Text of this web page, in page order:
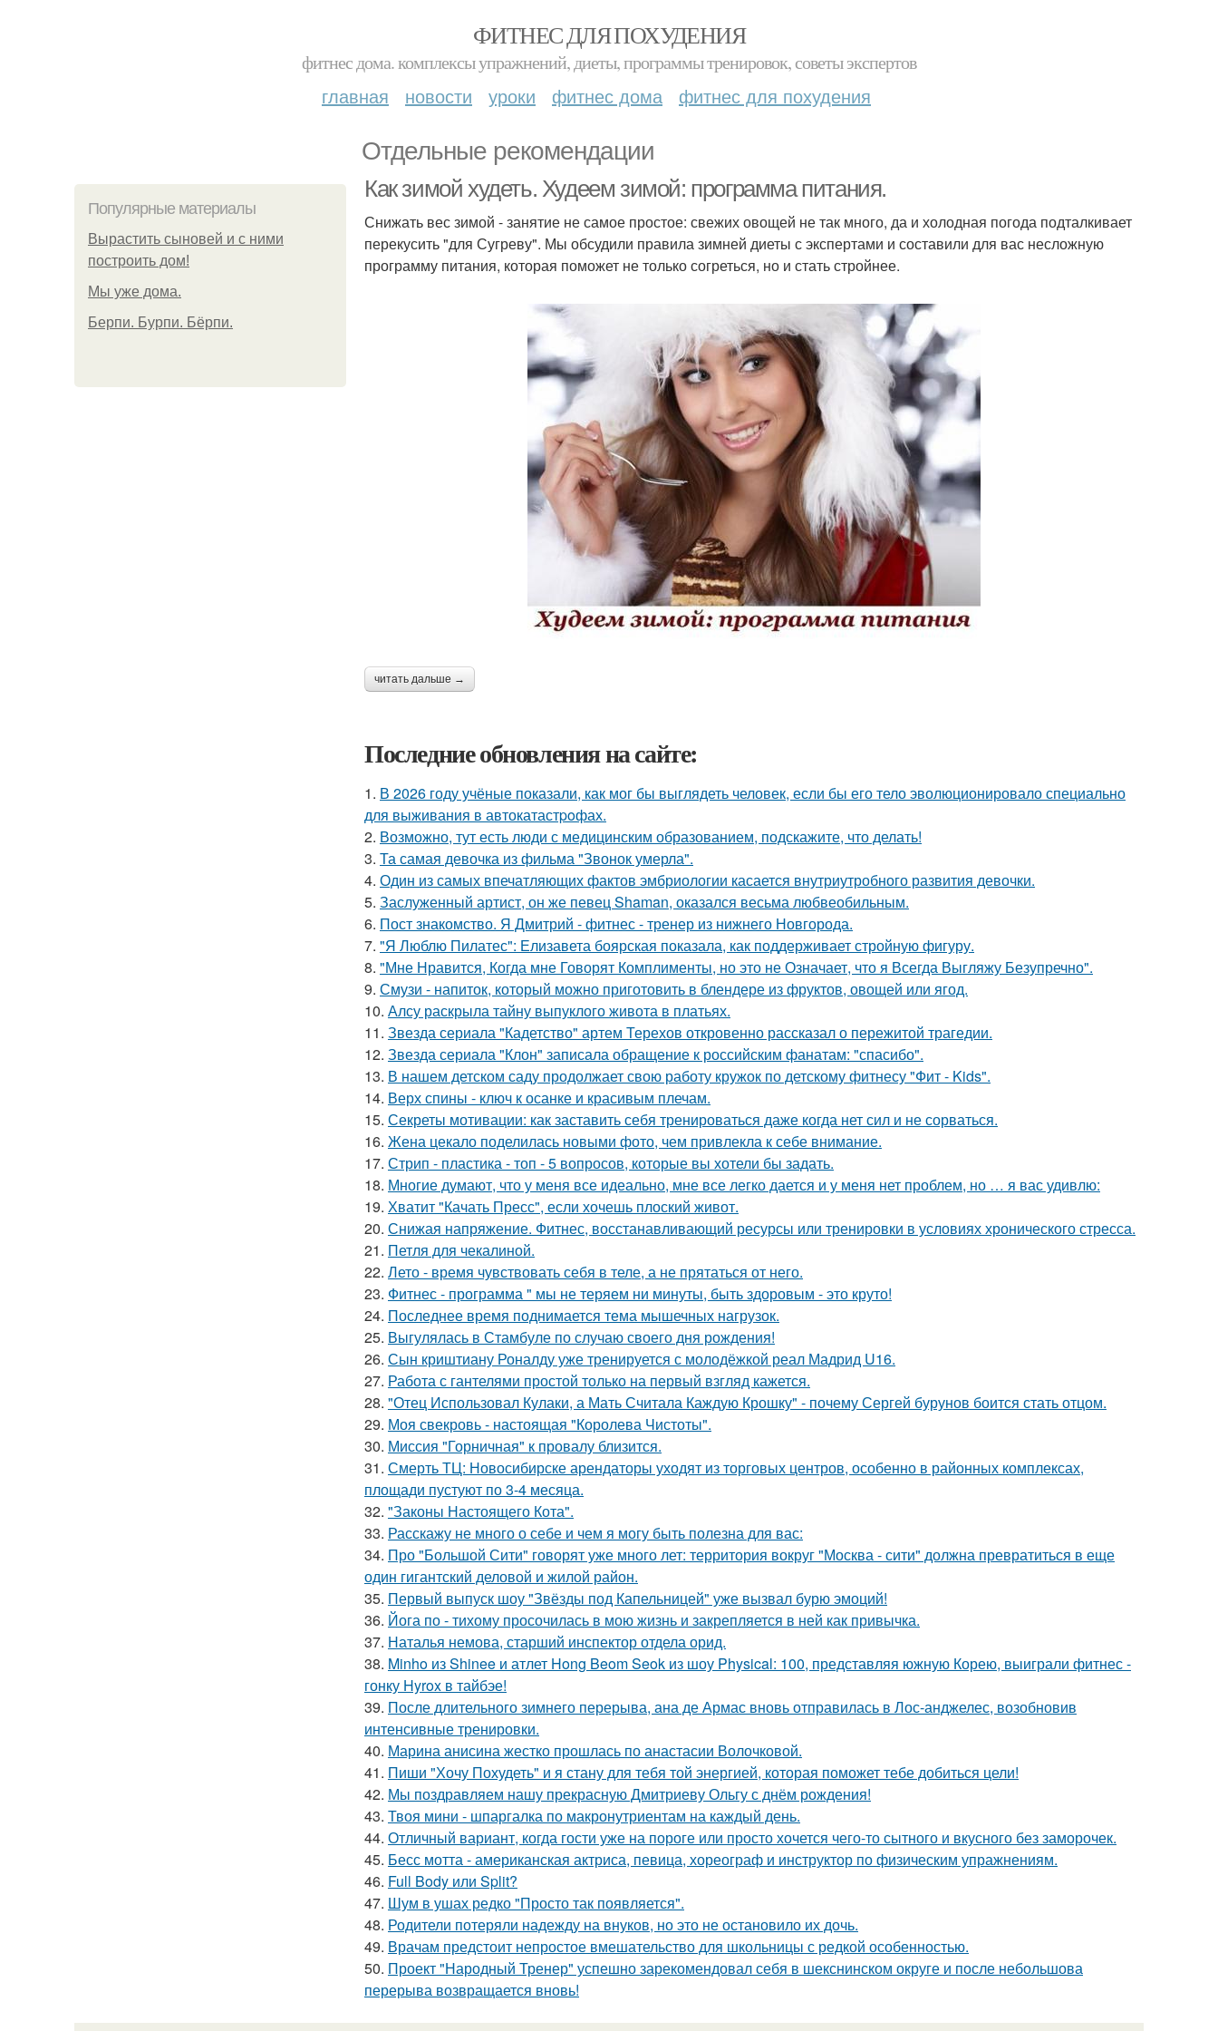
ФИТНЕС ДЛЯ ПОХУДЕНИЯ
фитнес дома. комплексы упражнений, диеты, программы тренировок, советы экспертов
главная новости уроки фитнес дома фитнес для похудения
Отдельные рекомендации
Популярные материалы
Вырастить сыновей и с ними
построить дом!
Мы уже дома.
Берпи. Бурпи. Бёрпи.
Как зимой худеть. Худеем зимой: программа питания.
Снижать вес зимой - занятие не самое простое: свежих овощей не так много, да и холодная погода подталкивает
перекусить "для Сугреву". Мы обсудили правила зимней диеты с экспертами и составили для вас несложную
программу питания, которая поможет не только согреться, но и стать стройнее.
читать дальше →
Последние обновления на сайте:
1. В 2026 году учёные показали, как мог бы выглядеть человек, если бы его тело эволюционировало специально
для выживания в автокатастpoфах.
2. Возможно, тут есть люди с медицинским образованием, подскажите, что делать!
3. Та самая девочка из фильма "Звонок умерла".
4. Один из самых впечатляющих фактов эмбриологии касается внутриутробного развития девочки.
5. Заслуженный артист, он же певец Shaman, оказался весьма любвеобильным.
6. Пост знакомство. Я Дмитрий - фитнес - тренер из нижнего Новгорода.
7. "Я Люблю Пилатес": Елизавета боярская показала, как поддерживает стройную фигуру.
8. "Мне Нравится, Когда мне Говорят Комплименты, но это не Означает, что я Всегда Выгляжу Безупречно".
9. Смузи - напиток, который можно приготовить в блендере из фруктов, овощей или ягод.
10. Алсу раскрыла тайну выпуклого живота в платьях.
11. Звезда сериала "Кадетство" артем Терехов откровенно рассказал о пережитой трагедии.
12. Звезда сериала "Клон" записала обращение к российским фанатам: "спасибо".
13. В нашем детском саду продолжает свою работу кружок по детскому фитнесу "Фит - Kids".
14. Верх спины - ключ к осанке и красивым плечам.
15. Секреты мотивации: как заставить себя тренироваться даже когда нет сил и не сорваться.
16. Жена цекало поделилась новыми фото, чем привлекла к себе внимание.
17. Стрип - пластика - топ - 5 вопросов, которые вы хотели бы задать.
18. Многие думают, что у меня все идеально, мне все легко дается и у меня нет проблем, но … я вас удивлю:
19. Хватит "Качать Пресс", если хочешь плоский живот.
20. Снижая напряжение. Фитнес, восстанавливающий ресурсы или тренировки в условиях хронического стресса.
21. Петля для чекалиной.
22. Лето - время чувствовать себя в теле, а не прятаться от него.
23. Фитнес - программа " мы не теряем ни минуты, быть здоровым - это круто!
24. Последнее время поднимается тема мышечных нагрузок.
25. Выгулялась в Стамбуле по случаю своего дня рождения!
26. Сын криштиану Роналду уже тренируется с молодёжкой реал Мадрид U16.
27. Работа с гантелями простой только на первый взгляд кажется.
28. "Отец Использовал Кулаки, а Мать Считала Каждую Крошку" - почему Сергей бурунов боится стать отцом.
29. Моя свекровь - настоящая "Королева Чистоты".
30. Миссия "Горничная" к провалу близится.
31. Смерть ТЦ: Новосибирске арендаторы уходят из торговых центров, особенно в районных комплексах,
площади пустуют по 3-4 месяца.
32. "Законы Настоящего Кота".
33. Расскажу не много о себе и чем я могу быть полезна для вас:
34. Про "Большой Сити" говорят уже много лет: территория вокруг "Москва - сити" должна превратиться в еще
один гигантский деловой и жилой район.
35. Первый выпуск шоу "Звёзды под Капельницей" уже вызвал бурю эмоций!
36. Йога по - тихому просочилась в мою жизнь и закрепляется в ней как привычка.
37. Наталья немова, старший инспектор отдела орид.
38. Minho из Shinee и атлет Hong Beom Seok из шоу Physical: 100, представляя южную Корею, выиграли фитнес -
гонку Hyrox в тайбэе!
39. После длительного зимнего перерыва, ана де Армас вновь отправилась в Лос-анджелес, возобновив
интенсивные тренировки.
40. Марина анисина жестко прошлась по анастасии Волочковой.
41. Пиши "Хочу Похудеть" и я стану для тебя той энергией, которая поможет тебе добиться цели!
42. Мы поздравляем нашу прекрасную Дмитриеву Ольгу с днём рождения!
43. Твоя мини - шпаргалка по макронутриентам на каждый день.
44. Отличный вариант, когда гости уже на пороге или просто хочется чего-то сытного и вкусного без заморочек.
45. Бесс мотта - американская актриса, певица, хореограф и инструктор по физическим упражнениям.
46. Full Body или Split?
47. Шум в ушах редко "Просто так появляется".
48. Родители потеряли надежду на внуков, но это не остановило их дочь.
49. Врачам предстоит непростое вмешательство для школьницы с редкой особенностью.
50. Проект "Народный Тренер" успешно зарекомендовал себя в шекснинском округе и после небольшова
перерыва возвращается вновь!